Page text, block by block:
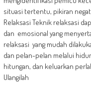
situasi tertentu, pikiran
Relaksasi Teknik relaksasi
dan emosional yang
relaksasi yang mudah
dan pelan-pelan melalui
hitungan, dan keluarkan
Ulangilah